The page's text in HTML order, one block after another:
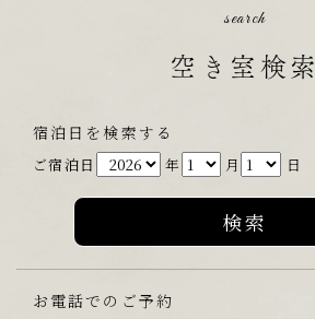
search
空き室検索
宿泊日を検索する
ご宿泊日 年 月 日
お電話でのご予約